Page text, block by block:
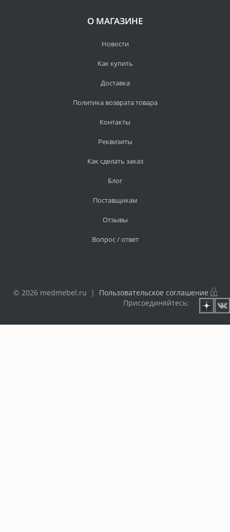
О МАГАЗИНЕ
Новости
Как купить
Доставка
Политика возврата товара
Контакты
Реквизиты
Как сделать заказ
Блог
Поставщикам
Отзывы
Вопрос / ответ
© 2026 medmebel.ru | Пользовательское соглашение
Присоединяйтесь: